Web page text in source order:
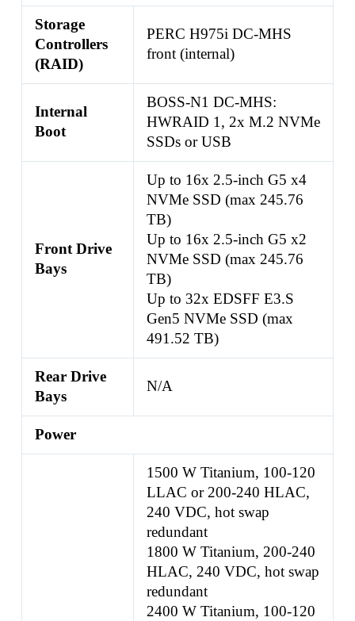
Storage
Controllers
(RAID)
PERC H975i DC-MHS
front (internal)
Internal
Boot
BOSS-N1 DC-MHS:
HWRAID 1, 2x M.2 NVMe
SSDs or USB
Front Drive
Bays
Up to 16x 2.5-inch G5 x4
NVMe SSD (max 245.76
TB)
Up to 16x 2.5-inch G5 x2
NVMe SSD (max 245.76
TB)
Up to 32x EDSFF E3.S
Gen5 NVMe SSD (max
491.52 TB)
Rear Drive
Bays
N/A
Power
1500 W Titanium, 100-120
LLAC or 200-240 HLAC,
240 VDC, hot swap
redundant
1800 W Titanium, 200-240
HLAC, 240 VDC, hot swap
redundant
2400 W Titanium, 100-120